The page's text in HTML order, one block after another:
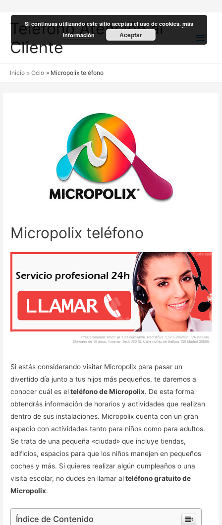
Teléfono Atención al
Cliente
Inicio Ocio Micropolix teléfono
Micropolix teléfono
Si estás considerando visitar Micropolix para pasar un
divertido día junto a tus hijos más pequeños, te daremos a
conocer cuál es elteléfono de Micropolix. De esta forma
obtendrás información de horarios y actividades que realizan
dentro de sus instalaciones. Micropolix cuenta con un gran
espacio con actividades tanto para niños como para adultos.
Se trata de una pequeña «ciudad» que incluye tiendas,
edificios, espacios para que los niños manejen en pequeños
coches y más. Si quieres realizar algún cumpleaños o una
visita escolar, no dudes en llamar alteléfono gratuito de
Micropolix.
Índice de Contenido
Si continuas utilizando este sitio aceptas el uso de cookies.más
información
Aceptar